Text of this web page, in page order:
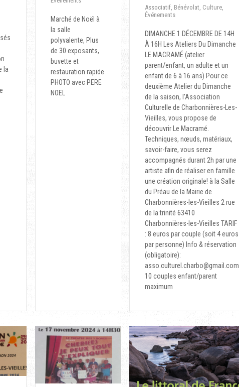
la
Marché de Noël à
la salle
polyvalente, Plus
de 30 exposants,
buvette et
restauration rapide
PHOTO avec PERE
NOEL
Associatif, Bénévolat, Culture,
Événements
DIMANCHE 1 DÉCEMBRE DE 14H
À 16H Les Ateliers Du Dimanche
LE MACRAMÉ (atelier
parent/enfant, un adulte et un
enfant de 6 à 16 ans) Pour ce
deuxième Atelier du Dimanche
de la saison, l’Association
Culturelle de Charbonnières-Les-
Vieilles, vous propose de
découvrir Le Macramé.
Techniques, nœuds, matériaux,
savoir-faire, vous serez
accompagnés durant 2h par une
artiste afin de réaliser en famille
une création originale! à la Salle
du Préau de la Mairie de
Charbonnières-les-Vieilles 2 rue
de la trinité 63410
Charbonnières-les-Vieilles TARIF
: 8 euros par couple (soit 4 euros
par personne) Info & réservation
(obligatoire):
asso.culturel.charbo@gmail.com
10 couples enfant/parent
maximum